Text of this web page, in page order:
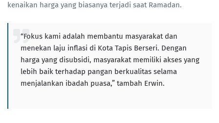
kenaikan harga yang biasanya terjadi saat Ramadan.
“Fokus kami adalah membantu masyarakat dan
menekan laju inflasi di Kota Tapis Berseri. Dengan
harga yang disubsidi, masyarakat memiliki akses yang
lebih baik terhadap pangan berkualitas selama
menjalankan ibadah puasa,” tambah Erwin.